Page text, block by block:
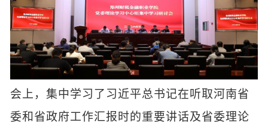
会上，集中学习了习近平总书记在听取河南省
委和省政府工作汇报时的重要讲话及省委理论